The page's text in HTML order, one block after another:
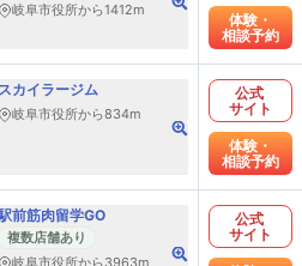
岐阜市役所から1412m
体験・
相談予約
スカイラージム
岐阜市役所から834m
公式
サイト
体験・
相談予約
前筋肉留学GO
複数店舗あり
公式
サイト